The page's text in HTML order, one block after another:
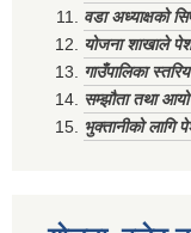
वडा अध्याक्षको
योजना शाखाले
गाउँपालिका
सम्झौता तथा
भुक्तानीको लागि